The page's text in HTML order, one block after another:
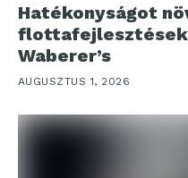
Hatékonyságot
Waberer’s
AUGUSZTUS 1, 2026